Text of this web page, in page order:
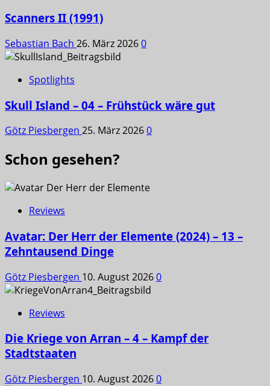
Scanners II (1991)
Sebastian Bach 26. März 20260
Spotlights
Skull Island – 04 – Frühstück wäre gut
Götz Piesbergen 25. März 20260
Schon gesehen?
Reviews
Avatar: Der Herr der Elemente (2024) – 13 –
Zehntausend Dinge
Götz Piesbergen 10. August 20260
Reviews
Die Kriege von Arran – 4 – Kampf der
Stadtstaaten
Götz Piesbergen 10. August 20260